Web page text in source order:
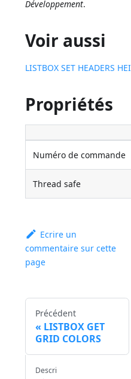
Développement.
Voir aussi
LISTBOX SET HEADERS
Propriétés
Numéro de commande
Thread safe
Ecrire un
commentaire sur cette
page
Précédent
LISTBOX GET
GRID COLORS
Descri